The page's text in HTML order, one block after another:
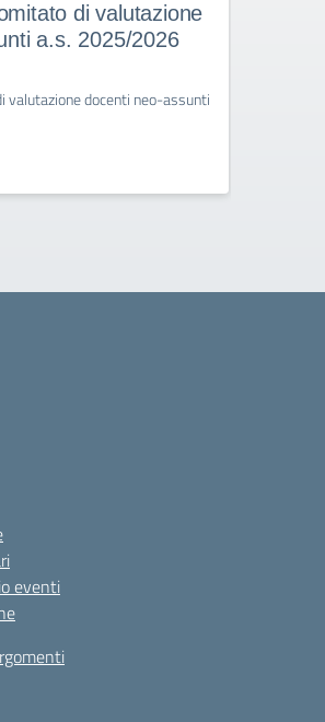
di valutazione
a.s. 2025/2026
valutazione docenti neo-assunti
eventi